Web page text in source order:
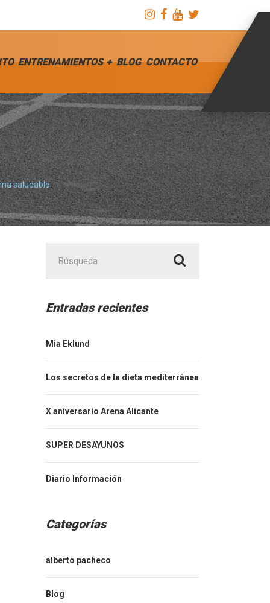
ENTRENAMIENTOS BLOG CONTACTO
saludable
Entradas recientes
Mia Eklund
Los secretos de la dieta mediterránea
X aniversario Arena Alicante
SUPER DESAYUNOS
Diario Información
Categorías
alberto pacheco
Blog